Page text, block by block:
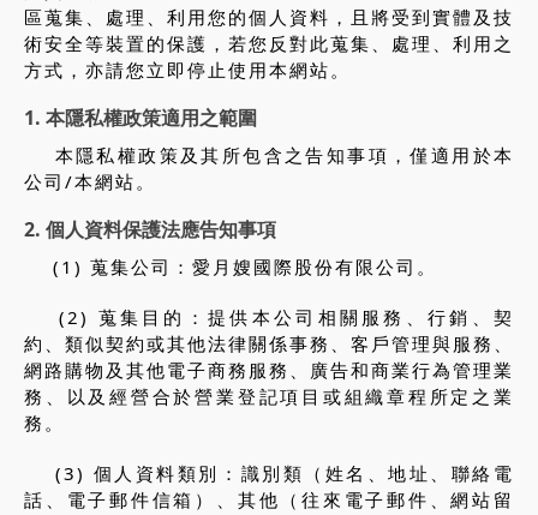
區蒐集、處理、利用您的個人資料，且將受到實體及技
術安全等裝置的保護，若您反對此蒐集、處理、利用之
方式，亦請您立即停止使用本網站。
1. 本隱私權政策適用之範圍
本隱私權政策及其所包含之告知事項，僅適用於本
公司/本網站。
2. 個人資料保護法應告知事項
(1) 蒐集公司：愛月嫂國際股份有限公司。
(2) 蒐集目的：提供本公司相關服務、行銷、契
約、類似契約或其他法律關係事務、客戶管理與服務、
網路購物及其他電子商務服務、廣告和商業行為管理業
務、以及經營合於營業登記項目或組織章程所定之業
務。
(3) 個人資料類別：識別類（姓名、地址、聯絡電
話、電子郵件信箱）、其他（往來電子郵件、網站留